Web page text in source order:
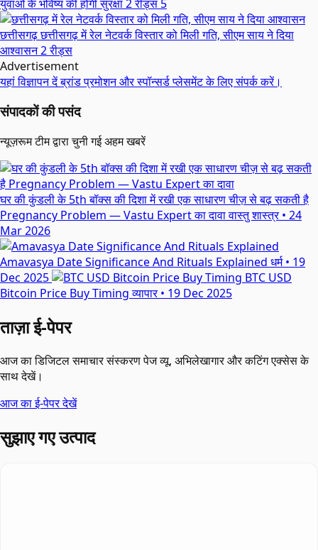
युवाओं के भविष्य की होगी सुरक्षा2 रीड्स 5
छत्तीसगढ़छत्तीसगढ़ में रेल नेटवर्क विस्तार को मिली गति, सीएम साय ने दिया
आश्वासन2 रीड्स
Advertisement
यहां विज्ञापन देंब्रांड प्रमोशन और स्पॉन्सर्ड प्लेसमेंट के लिए संपर्क करें।
संपादकों की पसंद
न्यूज़रूम टीम द्वारा चुनी गई अहम खबरें
घर की कुंडली के 5th बॉक्स की दिशा में रखी एक साधारण चीज़ से बढ़ सकती है
Pregnancy Problem — Vastu Expert का दावावास्तु शास्त्र • 24
Mar 2026
Amavasya Date Significance And Rituals Explained धर्म • 19
Dec 2025
BTC USD
Bitcoin Price Buy Timing व्यापार • 19 Dec 2025
ताज़ा ई-पेपर
आज का डिजिटल समाचार संस्करण पेज व्यू, अभिलेखागार और कटिंग एक्सेस के
साथ देखें।
आज का ई-पेपर देखें
सुझाए गए उत्पाद